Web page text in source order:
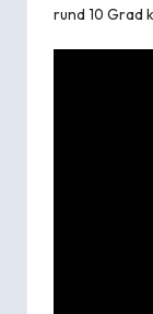
rund 10 Grad